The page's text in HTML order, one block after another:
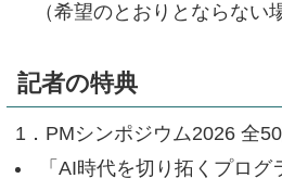
（希望のとおりとならな
記者の特典
1．PMシンポジウム2026 全
「AI時代を切り拓くプロ